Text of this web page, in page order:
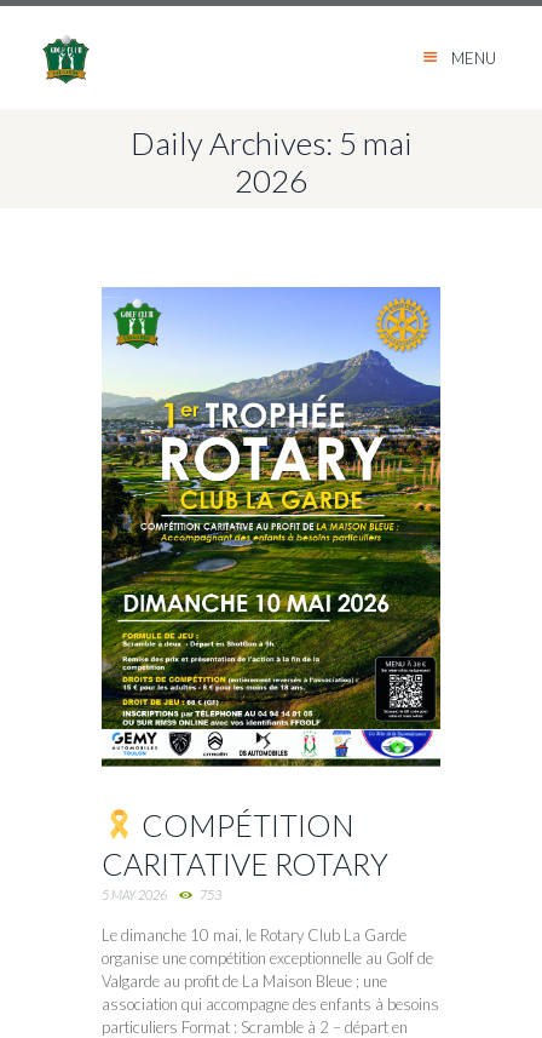
MENU
Daily Archives: 5 mai
2026
COMPÉTITION
CARITATIVE ROTARY
5 MAY 2026 753
Le dimanche 10 mai, le Rotary Club La Garde
organise une compétition exceptionnelle au Golf de
Valgarde au profit de La Maison Bleue ; une
association qui accompagne des enfants à besoins
particuliers Format : Scramble à 2 – départ en